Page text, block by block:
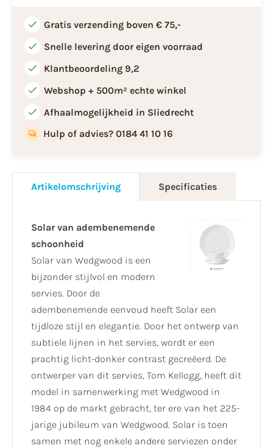
Gratis verzending boven € 75,-
Snelle levering door eigen voorraad
Klantbeoordeling 9,2
Webshop + 500m² echte winkel
Afhaalmogelijkheid in Sliedrecht
Hulp of advies? 0184 41 10 16
Artikelomschrijving Specificaties
Solar van adembenemende
schoonheid
Solar van Wedgwood is een
bijzonder stijlvol en modern
servies. Door de
adembenemende eenvoud heeft Solar een
tijdloze stijl en elegantie. Door het ontwerp van
subtiele lijnen in het servies, wordt er een
prachtig licht-donker contrast gecreëerd. De
ontwerper van dit servies, Tom Kellogg, heeft dit
model in samenwerking met Wedgwood in
1984 op de markt gebracht, ter ere van het 225-
jarige jubileum van Wedgwood. Solar is toen
samen met nog enkele andere serviezen onder